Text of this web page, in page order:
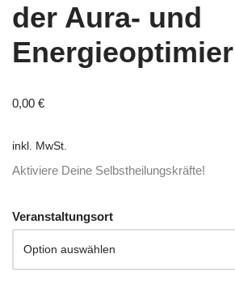
der Aura- und
0,00 €
inkl. MwSt.
Aktiviere Deine Selbstheilungskräfte!
Veranstaltungsort